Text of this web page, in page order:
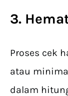
3.
Proses cek
atau
dalam